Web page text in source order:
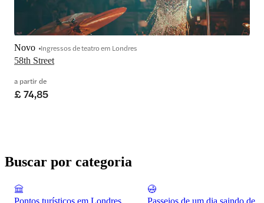
58th Street
Novo Ingressos de teatro em Londres
a partir de
£ 74,85
Buscar por categoria
Pontos turísticos em Londres Passeios de um dia saindo de